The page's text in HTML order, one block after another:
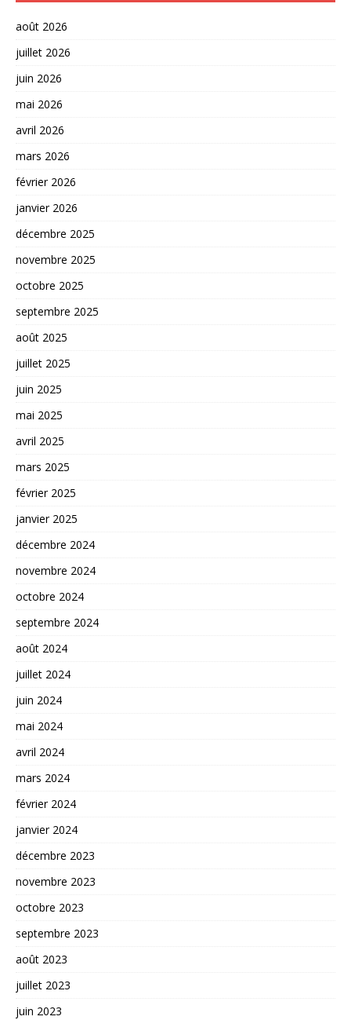
août 2026
juillet 2026
juin 2026
mai 2026
avril 2026
mars 2026
février 2026
janvier 2026
décembre 2025
novembre 2025
octobre 2025
septembre 2025
août 2025
juillet 2025
juin 2025
mai 2025
avril 2025
mars 2025
février 2025
janvier 2025
décembre 2024
novembre 2024
octobre 2024
septembre 2024
août 2024
juillet 2024
juin 2024
mai 2024
avril 2024
mars 2024
février 2024
janvier 2024
décembre 2023
novembre 2023
octobre 2023
septembre 2023
août 2023
juillet 2023
juin 2023